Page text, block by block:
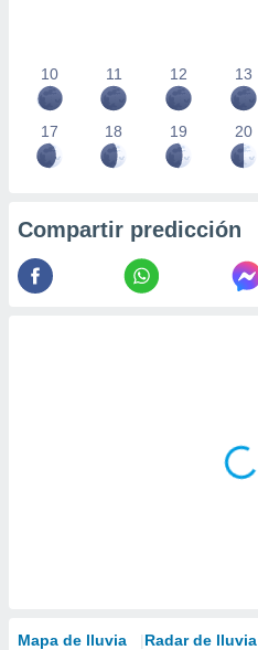
10 11 12 13
17 18 19 20
Compartir predicción
Mapa de lluvia Radar de lluvia